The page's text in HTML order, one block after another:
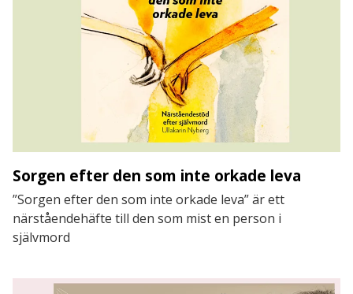
Sorgen efter den som inte orkade leva
”Sorgen efter den som inte orkade leva” är ett
närståendehäfte till den som mist en person i
självmord